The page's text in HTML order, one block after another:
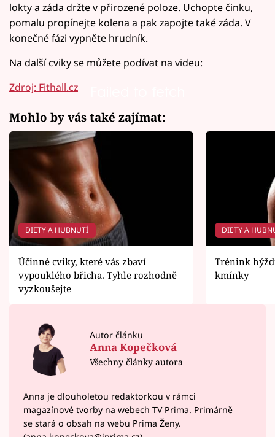
lokty a záda držte v přirozené poloze. Uchopte činku,
pomalu propínejte kolena a pak zapojte také záda. V
konečné fázi vypněte hrudník.
Na další cviky se můžete podívat na videu:
Zdroj: Fithall.cz
Mohlo by vás také zajímat:
DIETY A HUBNUTÍ
Účinné cviky, které vás zbaví
vypouklého břicha. Tyhle rozhodně
vyzkoušejte
DIETY A
Trénink
kmínky
Autor článku
Anna Kopečková
Všechny články autora
Anna je dlouholetou redaktorkou v rámci
magazínové tvorby na webech TV Prima. Primárně
se stará o obsah na webu Prima Ženy.